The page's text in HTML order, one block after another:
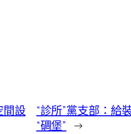
間設
“診所”黨支部：給
“碉堡” →